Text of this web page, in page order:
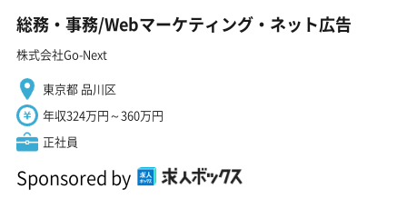
総務・事務/Webマーケティング・ネット広告
株式会社Go-Next
東京都 品川区
年収324万円～360万円
正社員
Sponsored by